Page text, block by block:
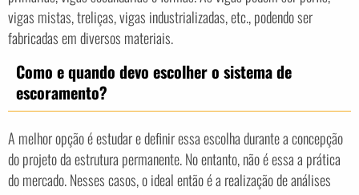
vigas mistas, treliças, vigas industrializadas, etc., podendo ser
fabricadas em diversos materiais.
Como e quando devo escolher o sistema de
escoramento?
A melhor opção é estudar e definir essa escolha durante a concepção
do projeto da estrutura permanente. No entanto, não é essa a prática
do mercado. Nesses casos, o ideal então é a realização de análises